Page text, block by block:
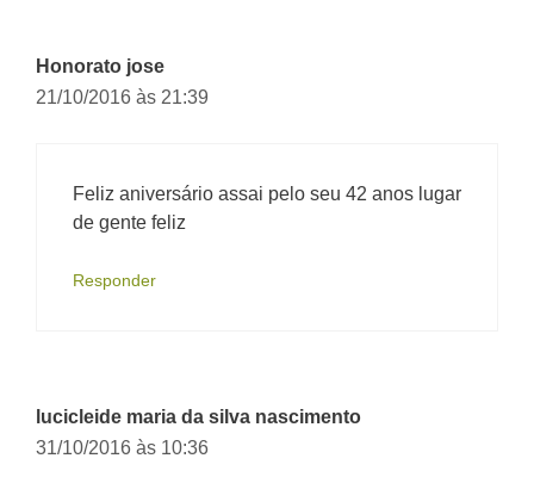
Honorato jose
21/10/2016 às 21:39
Feliz aniversário assai pelo seu 42 anos lugar
de gente feliz
Responder
lucicleide maria da silva nascimento
31/10/2016 às 10:36